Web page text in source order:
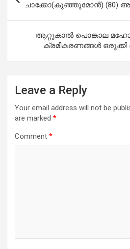
o
k
p
p
ചാക്കോ(കുഞ്ഞുമോൻ) (80)
ആറ്റുകാൽ പൊങ്കാല
ക്രമീകരണങ്ങൾ ഒരുക്കി
Leave a Reply
Your email address will not be
are marked *
Comment *